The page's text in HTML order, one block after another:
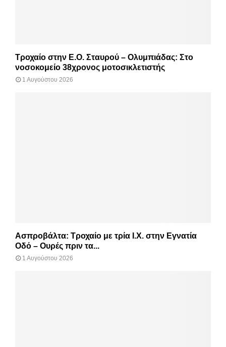
Τροχαίο στην Ε.Ο. Σταυρού – Ολυμπιάδας: Στο
νοσοκομείο 38χρονος μοτοσικλετιστής
1 Αυγούστου 2026
Ασπροβάλτα: Τροχαίο με τρία Ι.Χ. στην Εγνατία
Οδό – Ουρές πριν τα...
1 Αυγούστου 2026